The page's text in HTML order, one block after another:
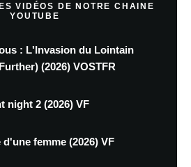
VIDÉOS DE NOTRE CHAINE
YOUTUBE
: L'Invasion du Lointain
(2026) VOSTFR
night 2 (2026) VF
femme (2026) VF